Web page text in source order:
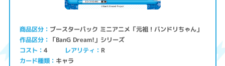
商品区分 ブースターパック ミニアニメ「元祖！バンドリちゃん」
作品区分 「BanG Dream!」シリーズ
コスト 4 レアリティ R
カード種類 キャラ